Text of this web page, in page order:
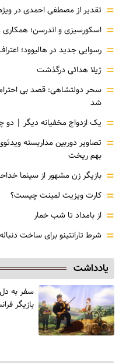
= تقدیر از مصطفی احمدی در
= اسکورسیزی و اندرسن؛ همکاری
= رسوایی جدید در هالیوود؛
= ژیلا هدائی درگذشت
= سحر دولتشاهی: قصد بی
شد
= یک ازدواج مخفیانه دیگر | دو
= تصاویر دوربین مداربسته
بهم ریخت
= بازیگر زن مشهور از سینما
= کارت ویزیت لمینت چیست؟
= از بامداد تا شب خمار
= شرط تارانتینو برای ساخت
یادداشت
سفر به دل
‌بازیگر